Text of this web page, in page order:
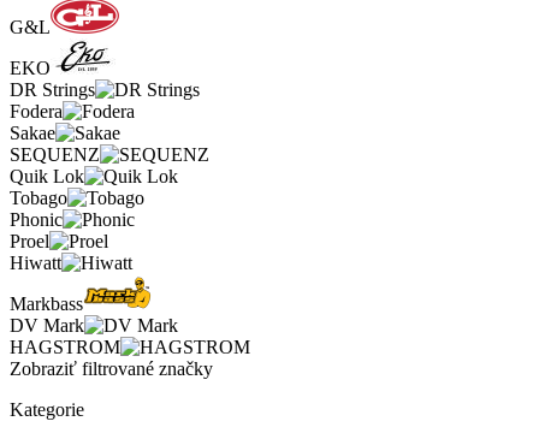
G&L
EKO
DR Strings
Fodera
Sakae
SEQUENZ
Quik Lok
Tobago
Phonic
Proel
Hiwatt
Markbass
DV Mark
HAGSTROM
Zobraziť filtrované značky
Kategorie